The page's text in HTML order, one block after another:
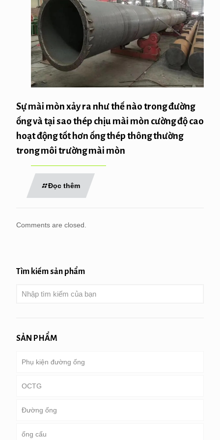
Sự mài mòn xảy ra như thế nào trong đường
ống và tại sao thép chịu mài mòn cường độ cao
hoạt động tốt hơn ống thép thông thường
trong môi trường mài mòn
Đọc thêm
Comments are closed.
Tìm kiếm sản phẩm
SẢN PHẨM
Phụ kiện đường ống
OCTG
Ống & vỏ bọc
Ống khoan
Đường ống
đường ống dẫn chung
ống cấu